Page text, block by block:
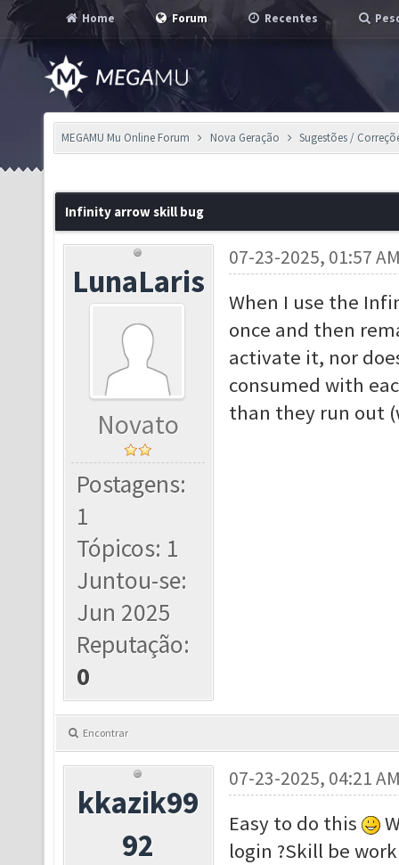
Home Forum Recentes
MEGAMU Mu Online Forum Nova Geração Sugestões /
Infinity arrow skill bug
LunaLaris
Novato
Postagens:
1
Tópicos: 1
Juntou-se:
Jun 2025
Reputação:
0
07-23-2025, 01:57
When I use the
once and then
activate it, nor
consumed with
than they run out
Encontrar
kkazik99
92
07-23-2025, 04:21
Easy to do this
login ?Skill be